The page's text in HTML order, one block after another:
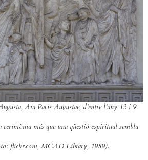
Ara Pacis Augustae, d’entre l’any 13 i 9
més que una qüestió espiritual sembla
flickr.com, MCAD Library, 1989).